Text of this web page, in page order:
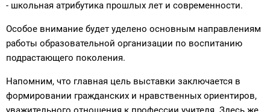
- школьная атрибутика прошлых лет и современности.
Особое внимание будет уделено основным направлениям
работы образовательной организации по воспитанию
подрастающего поколения.
Напомним, что главная цель выставки заключается в
формировании гражданских и нравственных ориентиров,